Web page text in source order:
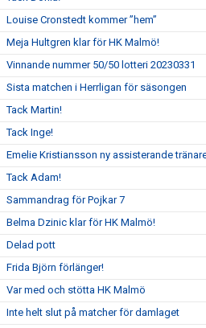
Louise Cronstedt kommer ”hem”
Meja Hultgren klar för HK Malmö!
Vinnande nummer 50/50 lotteri 20230331
Sista matchen i Herrligan för säsongen
Tack Martin!
Tack Inge!
Emelie Kristiansson ny assisterande
Tack Adam!
Sammandrag för Pojkar 7
Belma Dzinic klar för HK Malmö!
Delad pott
Frida Björn förlänger!
Var med och stötta HK Malmö
Inte helt slut på matcher för damlaget